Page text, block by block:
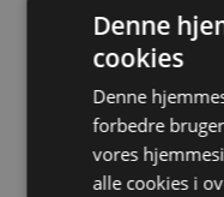
Brug for hjælp?
Denne
cookies
Denne
forbedre
vores
alle cookies i